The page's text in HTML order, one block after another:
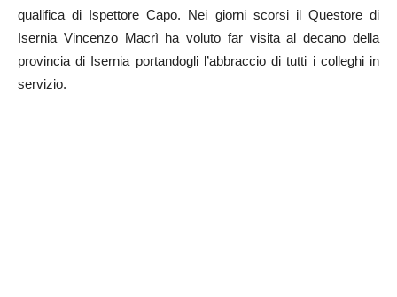
qualifica di Ispettore Capo. Nei giorni scorsi il Questore di
Isernia Vincenzo Macrì ha voluto far visita al decano della
provincia di Isernia portandogli l’abbraccio di tutti i colleghi in
servizio.